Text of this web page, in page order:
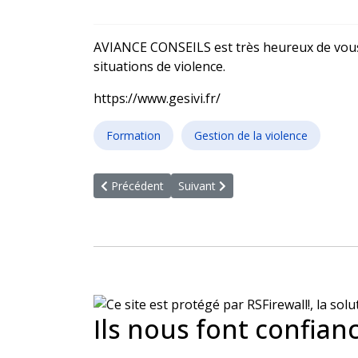
AVIANCE CONSEILS est très heureux de
situations de violence.
https://www.gesivi.fr/
Formation Gestion de la violence
Article précédent : Formation sur les nouvelles
Précédent Article suivant : EVALUATION
Suivant
Ils nous font